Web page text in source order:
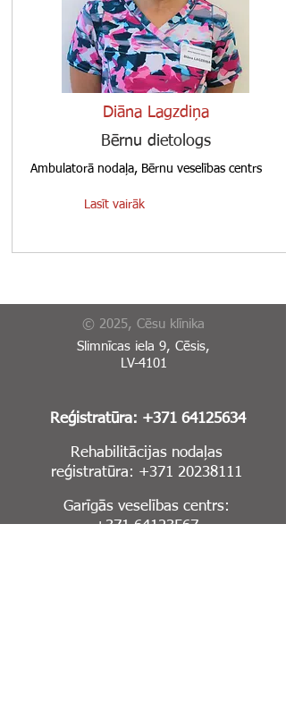
Diāna Lagzdiņa
Bērnu dietologs
Ambulatorā nodaļa, Bērnu veselības centrs
Lasīt vairāk
© 2025, Cēsu klīnika
Slimnīcas iela 9, Cēsis,
LV-4101
Reģistratūra: +371 64125634
Rehabilitācijas nodaļas
reģistratūra: +371 20238111
Garīgās veselības centrs:
+371 64123567